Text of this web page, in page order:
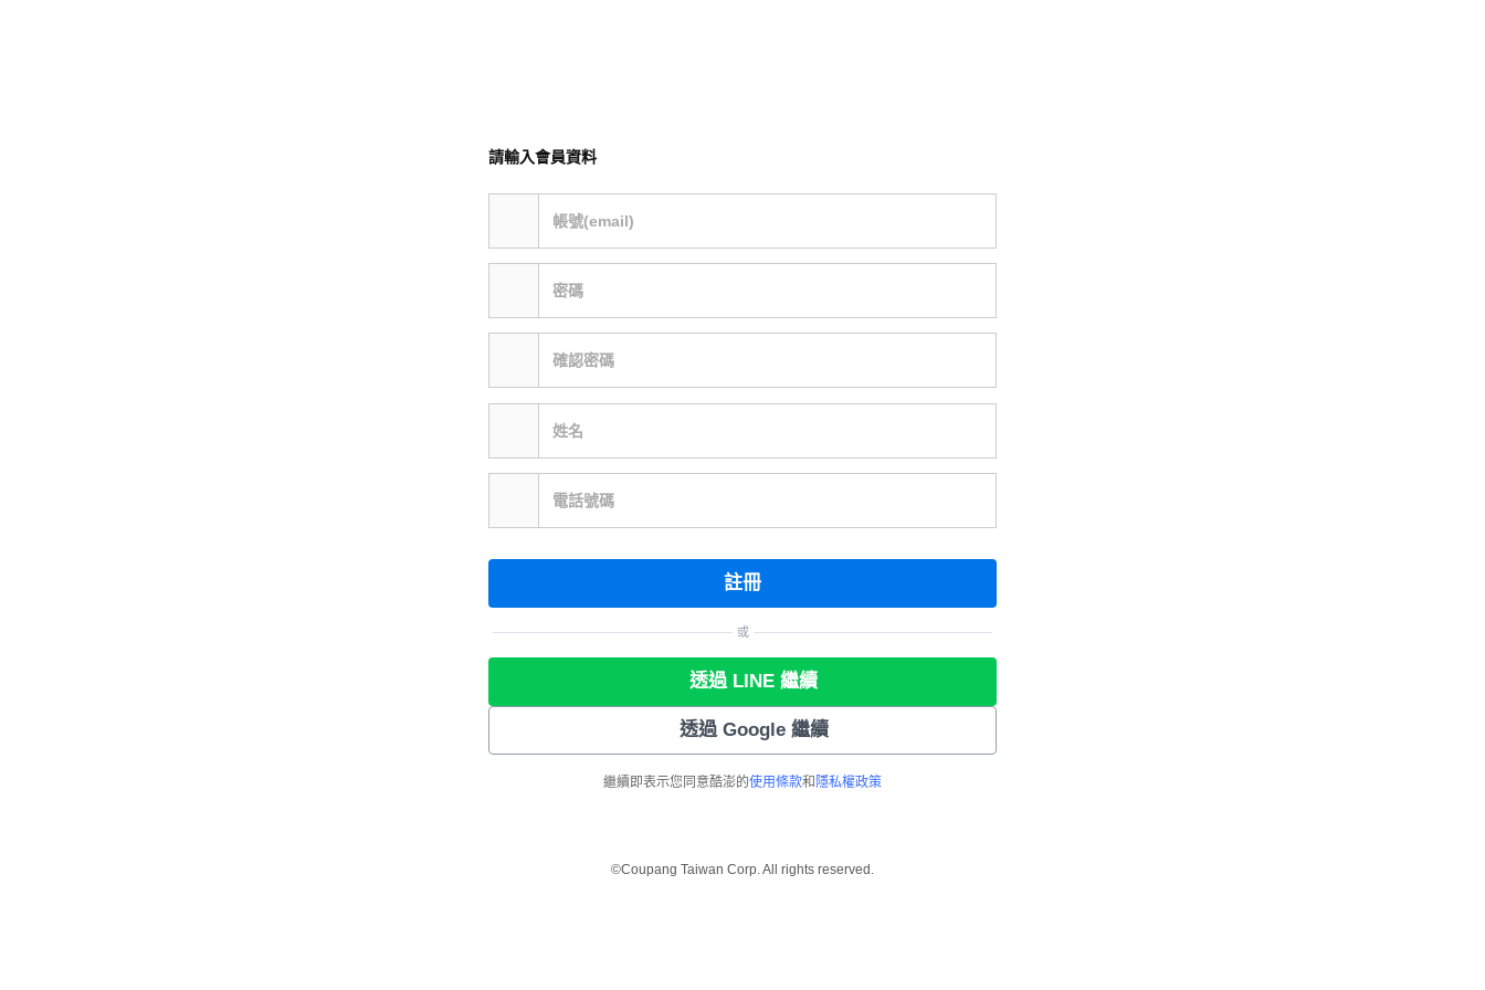
請輸入會員資料
帳號(email)
密碼
確認密碼
姓名
電話號碼
註冊
或
透過 LINE 繼續
透過 Google 繼續
繼續即表示您同意酷澎的使用條款和 隱私權政策
©Coupang Taiwan Corp. All rights reserved.